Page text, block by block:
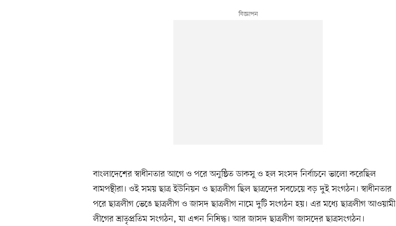
বাংলাদেশের স্বাধীনতার আগে ও পরে অনুষ্ঠিত ডাকসু ও হল সংসদ নির্বাচনে ভালো করেছিল
বামপন্থীরা। ওই সময় ছাত্র ইউনিয়ন ও ছাত্রলীগ ছিল ছাত্রদের সবচেয়ে বড় দুই সংগঠন। স্বাধীনতার
পরে ছাত্রলীগ ভেঙে ছাত্রলীগ ও জাসদ ছাত্রলীগ নামে দুটি সংগঠন হয়। এর মধ্যে ছাত্রলীগ আওয়ামী
লীগের ভ্রাতৃপ্রতিম সংগঠন, যা এখন নিষিদ্ধ। আর জাসদ ছাত্রলীগ জাসদের ছাত্রসংগঠন।